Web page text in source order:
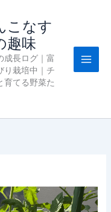
こなす
趣味
成長ログ｜富
り栽培中｜チ
育てる野菜た